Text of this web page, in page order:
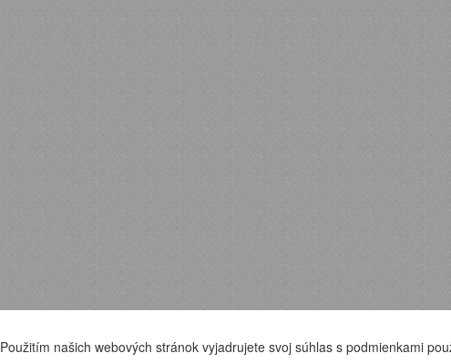
Použitím našich webových stránok vyjadrujete svoj súhlas s podmienkami